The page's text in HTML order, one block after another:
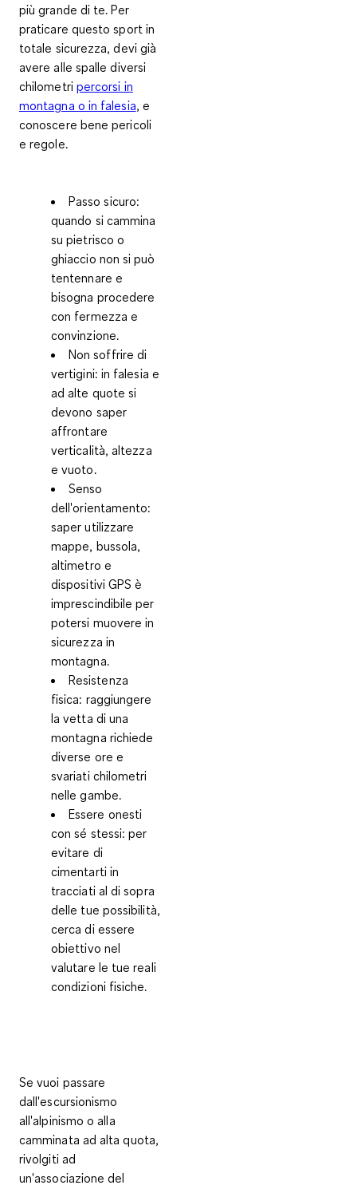
più grande di te. Per
praticare questo sport in
totale sicurezza, devi già
avere alle spalle diversi
chilometri percorsi in
montagna o in falesia, e
conoscere bene pericoli
e regole.
Passo sicuro:
quando si cammina
su pietrisco o
ghiaccio non si può
tentennare e
bisogna procedere
con fermezza e
convinzione.
Non soffrire di
vertigini: in falesia e
ad alte quote si
devono saper
affrontare
verticalità, altezza
e vuoto.
Senso
dell'orientamento:
saper utilizzare
mappe, bussola,
altimetro e
dispositivi GPS è
imprescindibile per
potersi muovere in
sicurezza in
montagna.
Resistenza
fisica: raggiungere
la vetta di una
montagna richiede
diverse ore e
svariati chilometri
nelle gambe.
Essere onesti
con sé stessi:per
evitare di
cimentarti in
tracciati al di sopra
delle tue possibilità,
cerca di essere
obiettivo nel
valutare le tue reali
condizioni fisiche.
Se vuoi passare
dall'escursionismo
all'alpinismo o alla
camminata ad alta quota,
rivolgiti ad
un'associazione del